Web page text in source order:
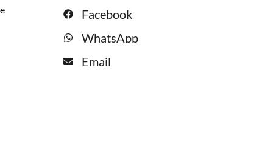
Facebook
WhatsApp
Email